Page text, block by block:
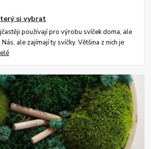
si vybrat
používají pro výrobu svíček doma, ale
ale zajímají ty svíčky. Většina z nich je